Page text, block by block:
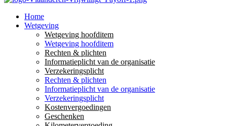
Home
Wetgeving
Wetgeving hoofditem
Wetgeving hoofditem
Rechten & plichten
Informatieplicht van de organisatie
Verzekeringsplicht
Rechten & plichten
Informatieplicht van de organisatie
Verzekeringsplicht
Kostenvergoedingen
Geschenken